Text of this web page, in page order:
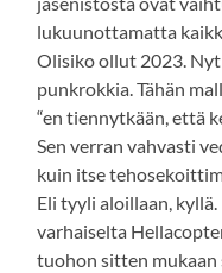
lukuunottamatta
Olisiko ollut 2023.
punkrokkia. Tähän
“en tiennytkään, että
Sen verran vahvasti
kuin itse
Eli tyyli aloillaan,
varhaiselta
tuohon sitten mukaan